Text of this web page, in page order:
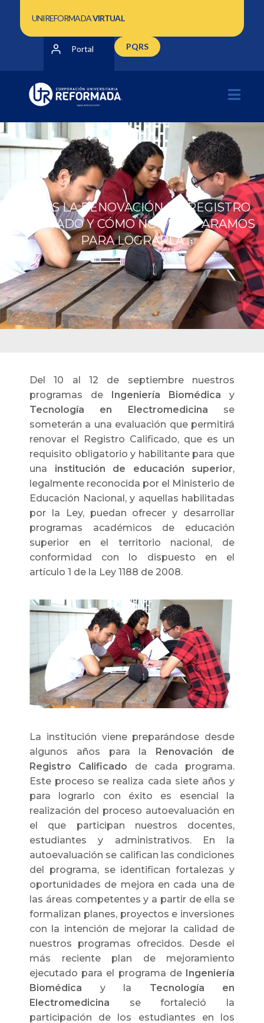
UNIREFORMADAVIRTUAL
Portal PQRS
QUÉ ES LA RENOVACIÓN DE REGISTRO
CALIFICADO Y CÓMO NOS PREPARAMOS
PARA LOGRARLA
Del 10 al 12 de septiembre nuestros
programas de Ingeniería Biomédica y
Tecnología en Electromedicina se
someterán a una evaluación que permitirá
renovar el Registro Calificado, que es un
requisito obligatorio y habilitante para que
una institución de educación superior,
legalmente reconocida por el Ministerio de
Educación Nacional, y aquellas habilitadas
por la Ley, puedan ofrecer y desarrollar
programas académicos de educación
superior en el territorio nacional, de
conformidad con lo dispuesto en el
artículo 1 de la Ley 1188 de 2008.
La institución viene preparándose desde
algunos años para la Renovación de
Registro Calificado de cada programa.
Este proceso se realiza cada siete años y
para lograrlo con éxito es esencial la
realización del proceso autoevaluación en
el que participan nuestros docentes,
estudiantes y administrativos. En la
autoevaluación se califican las condiciones
del programa, se identifican fortalezas y
oportunidades de mejora en cada una de
las áreas competentes y a partir de ella se
formalizan planes, proyectos e inversiones
con la intención de mejorar la calidad de
nuestros programas ofrecidos. Desde el
más reciente plan de mejoramiento
ejecutado para el programa de Ingeniería
Biomédica y la Tecnología en
Electromedicina se fortaleció la
participación de los estudiantes en los